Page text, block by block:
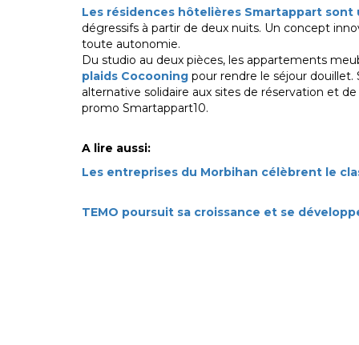
Les résidences hôtelières Smartappart
dégressifs à partir de deux nuits. Un concept
toute autonomie.
Du studio au deux pièces, les appartements
plaids Cocooning pour rendre le séjour
alternative solidaire aux sites de réservation et
promo Smartappart10.
A lire aussi:
Les entreprises du Morbihan célèbrent le
TEMO poursuit sa croissance et se